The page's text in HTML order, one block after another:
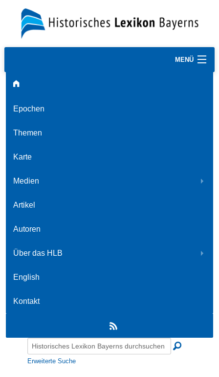
MENÜ
Epochen
Themen
Karte
Medien
Artikel
Autoren
Über das HLB
English
Kontakt
Erweiterte Suche